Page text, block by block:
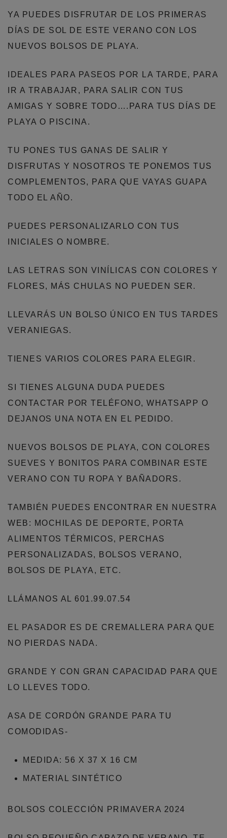
YA PUEDES DISFRUTAR DE LOS PRIMERAS
DÍAS DE SOL DE ESTE VERANO CON LOS
NUEVOS BOLSOS DE PLAYA.
IDEALES PARA PASEOS POR LA TARDE, PARA
IR A TRABAJAR, PARA SALIR CON TUS
AMIGAS Y SOBRE TODO….PARA TUS DÍAS DE
PLAYA O PISCINA.
TU PONES TUS GANAS DE SALIR Y
DISFRUTAS Y NOSOTROS TE PONEMOS TUS
COMPLEMENTOS, PARA QUE VAYAS GUAPA
TODO EL AÑO.
PUEDES PERSONALIZARLO CON TUS
INICIALES O NOMBRE.
LAS LETRAS SON VINÍLICAS CON COLORES Y
FLORES, MÁS CHULAS NO PUEDEN SER.
LLEVARÁS UN BOLSO ÚNICO EN TUS TARDES
VERANIEGAS.
TIENES VARIOS COLORES PARA ELEGIR.
SI TIENES ALGUNA DUDA PUEDES
CONTACTAR POR TELÉFONO, WHATSAPP O
DEJANOS UNA NOTA EN EL PEDIDO.
NUEVOS BOLSOS DE PLAYA, CON COLORES
SUEVES Y BONITOS PARA COMBINAR ESTE
VERANO CON TU ROPA Y BAÑADORS.
TAMBIÉN PUEDES ENCONTRAR EN NUESTRA
WEB: MOCHILAS DE DEPORTE, PORTA
ALIMENTOS TÉRMICOS, PERCHAS
PERSONALIZADAS, BOLSOS VERANO,
BOLSOS DE PLAYA, ETC.
LLÁMANOS AL 601.99.07.54
EL PASADOR ES DE CREMALLERA PARA QUE
NO PIERDAS NADA.
GRANDE Y CON GRAN CAPACIDAD PARA QUE
LO LLEVES TODO.
ASA DE CORDÓN GRANDE PARA TU
COMODIDAS-
MEDIDA: 56 X 37 X 16 CM
MATERIAL SINTÉTICO
BOLSOS COLECCIÓN PRIMAVERA 2024